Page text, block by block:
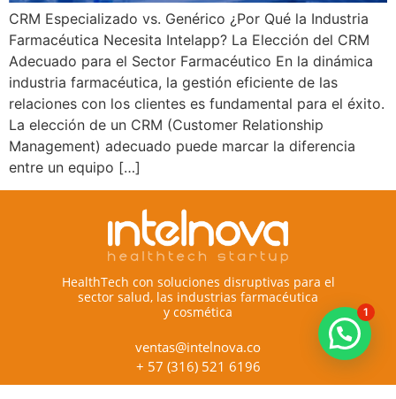
CRM Especializado vs. Genérico ¿Por Qué la Industria
Farmacéutica Necesita Intelapp? La Elección del CRM
Adecuado para el Sector Farmacéutico En la dinámica
industria farmacéutica, la gestión eficiente de las
relaciones con los clientes es fundamental para el éxito.
La elección de un CRM (Customer Relationship
Management) adecuado puede marcar la diferencia
entre un equipo […]
HealthTech con soluciones disruptivas para el
sector salud, las industrias farmacéutica
y cosmética
ventas@intelnova.co
+ 57 (316) 521 6196
1